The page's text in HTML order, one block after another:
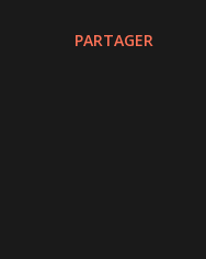
PARTAGER